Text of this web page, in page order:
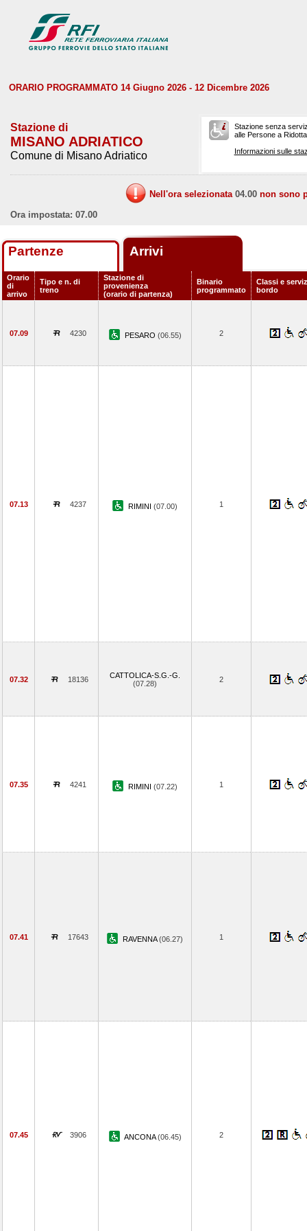
ORARIO PROGRAMMATO 14 Giugno 2026 - 12 Dicembre 2026
Stazione di
MISANO ADRIATICO
Comune di Misano Adriatico
Stazione senza
alle Persone a
Informazioni sulle
Nell'ora selezionata 04.00 non sono
Ora impostata: 07.00
Partenze Arrivi
Orario
di
arrivo
Tipo e n. di
treno
Stazione di
provenienza
(orario di partenza)
Binario
programmato
Classi e
bordo
07.09 4230 PESARO (06.55) 2
07.13 4237 RIMINI (07.00) 1
07.32 18136
CATTOLICA-S.G.-G.
(07.28)
2
07.35 4241 RIMINI (07.22) 1
07.41 17643 RAVENNA(06.27) 1
07.45 3906 ANCONA(06.45) 2